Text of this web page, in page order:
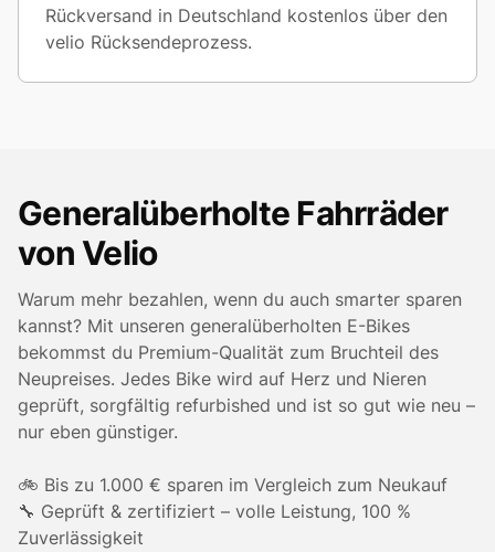
Rückversand in Deutschland kostenlos über den
velio Rücksendeprozess.
Generalüberholte Fahrräder
von Velio
Warum mehr bezahlen, wenn du auch smarter sparen
kannst? Mit unseren generalüberholten E-Bikes
bekommst du Premium-Qualität zum Bruchteil des
Neupreises. Jedes Bike wird auf Herz und Nieren
geprüft, sorgfältig refurbished und ist so gut wie neu –
nur eben günstiger.
🚲 Bis zu 1.000 € sparen im Vergleich zum Neukauf
🔧 Geprüft & zertifiziert – volle Leistung, 100 %
Zuverlässigkeit